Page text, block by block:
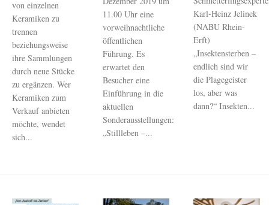
von einzelnen
Keramiken zu
trennen
beziehungsweise
ihre Sammlungen
durch neue Stücke
zu ergänzen. Wer
Keramiken zum
Verkauf anbieten
möchte, wendet
sich...
11.00 Uhr eine
vorweihnachtliche
öffentlichen
Führung. Es
erwartet den
Besucher eine
Einführung in die
aktuellen
Sonderausstellungen:
„Stillleben –...
Karl-Heinz Jelinek
(NABU Rhein-
Erft)
„Insektensterben –
endlich sind wir
die Plagegeister
los, aber was
dann?“ Insekten...